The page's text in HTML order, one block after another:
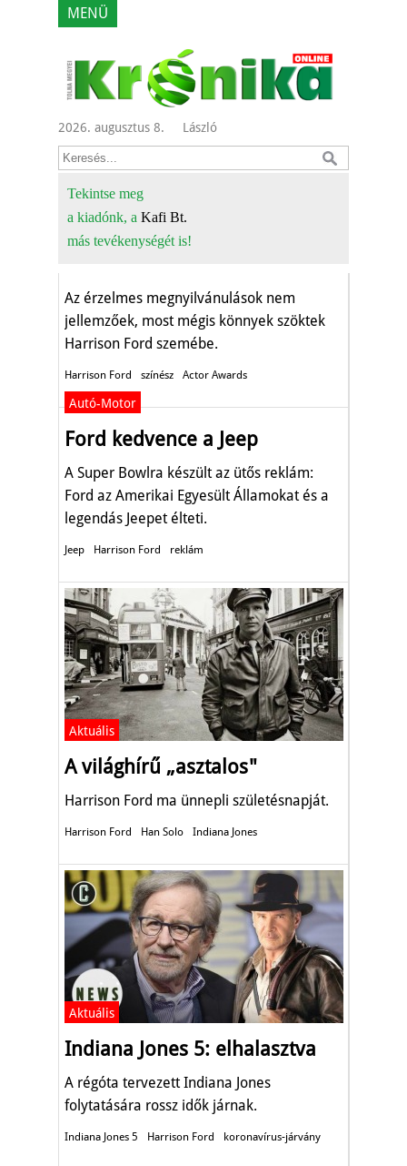
MENÜ
2026. augusztus 8. László
Tekintse meg
a kiadónk, a Kafi Bt.
más tevékenységét is!
A sikerrel járó
felelősség
Az érzelmes megnyilvánulások nem
jellemzőek, most mégis könnyek szöktek
Harrison Ford szemébe.
Harrison Ford színész Actor Awards
Autó-Motor
Ford kedvence a Jeep
A Super Bowlra készült az ütős reklám:
Ford az Amerikai Egyesült Államokat és a
legendás Jeepet élteti.
Jeep Harrison Ford reklám
Aktuális
A világhírű „asztalos"
Harrison Ford ma ünnepli születésnapját.
Harrison Ford Han Solo Indiana Jones
Aktuális
Indiana Jones 5: elhalasztva
A régóta tervezett Indiana Jones
folytatására rossz idők járnak.
Indiana Jones 5 Harrison Ford koronavírus-járvány